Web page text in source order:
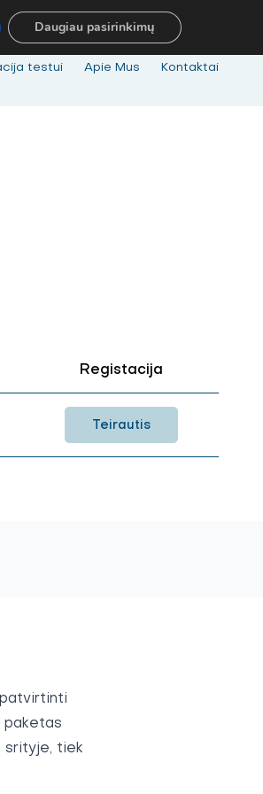
NERADAI NORIMŲ MOKYMŲ - SUSISIEK!
testui Apie Mus Kontaktai
Registacija
Teirautis
paketas
srityje, tiek
Daugiau pasirinkimų